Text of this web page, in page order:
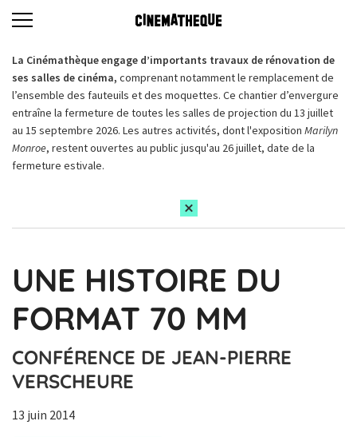
La Cinémathèque engage d’importants travaux de rénovation de
ses salles de cinéma, comprenant notamment le remplacement de
l’ensemble des fauteuils et des moquettes. Ce chantier d’envergure
entraîne la fermeture de toutes les salles de projection du 13 juillet
au 15 septembre 2026. Les autres activités, dont l'exposition Marilyn
Monroe, restent ouvertes au public jusqu'au 26 juillet, date de la
fermeture estivale.
UNE HISTOIRE DU
FORMAT 70 MM
CONFÉRENCE DE JEAN-PIERRE
VERSCHEURE
13 juin 2014